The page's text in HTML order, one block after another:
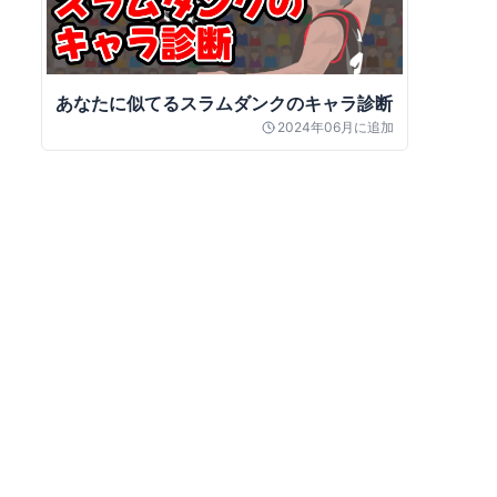
あなたに似てるスラムダンクのキャラ診断
2024年06月 に追加